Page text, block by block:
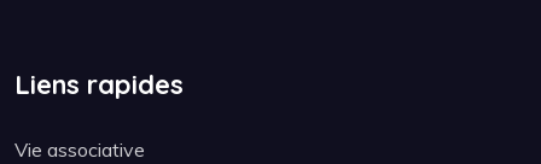
Liens rapides
Vie associative